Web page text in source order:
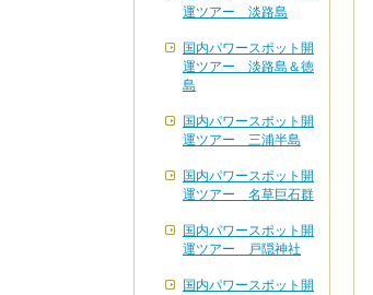
運ツアー 淡路島
国内パワースポット開
運ツアー 淡路島＆徳
島
国内パワースポット開
運ツアー 三浦半島
国内パワースポット開
運ツアー 名草巨石群
国内パワースポット開
運ツアー 戸隠神社
国内パワースポット開